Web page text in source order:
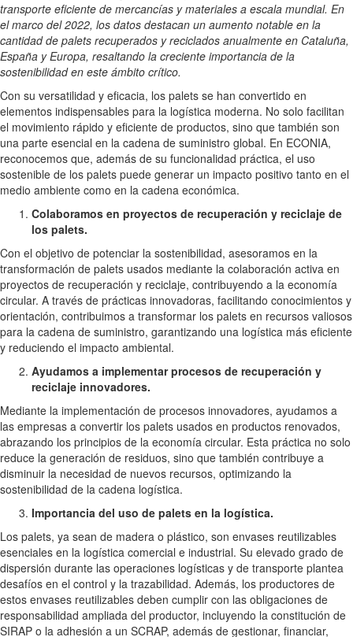
transporte eficiente de mercancías y materiales a escala mundial. En
el marco del 2022, los datos destacan un aumento notable en la
cantidad de palets recuperados y reciclados anualmente en Cataluña,
España y Europa, resaltando la creciente importancia de la
sostenibilidad en este ámbito crítico.
Con su versatilidad y eficacia, los palets se han convertido en
elementos indispensables para la logística moderna. No solo facilitan
el movimiento rápido y eficiente de productos, sino que también son
una parte esencial en la cadena de suministro global. En ECONIA,
reconocemos que, además de su funcionalidad práctica, el uso
sostenible de los palets puede generar un impacto positivo tanto en el
medio ambiente como en la cadena económica.
Colaboramos en proyectos de recuperación y reciclaje de
los palets.
Con el objetivo de potenciar la sostenibilidad, asesoramos en la
transformación de palets usados mediante la colaboración activa en
proyectos de recuperación y reciclaje, contribuyendo a la economía
circular. A través de prácticas innovadoras, facilitando conocimientos y
orientación, contribuimos a transformar los palets en recursos valiosos
para la cadena de suministro, garantizando una logística más eficiente
y reduciendo el impacto ambiental.
Ayudamos a implementar procesos de recuperación y
reciclaje innovadores.
Mediante la implementación de procesos innovadores, ayudamos a
las empresas a convertir los palets usados en productos renovados,
abrazando los principios de la economía circular. Esta práctica no solo
reduce la generación de residuos, sino que también contribuye a
disminuir la necesidad de nuevos recursos, optimizando la
sostenibilidad de la cadena logística.
Importancia del uso de palets en la logística.
Los palets, ya sean de madera o plástico, son envases reutilizables
esenciales en la logística comercial e industrial. Su elevado grado de
dispersión durante las operaciones logísticas y de transporte plantea
desafíos en el control y la trazabilidad. Además, los productores de
estos envases reutilizables deben cumplir con las obligaciones de
responsabilidad ampliada del productor, incluyendo la constitución de
SIRAP o la adhesión a un SCRAP, además de gestionar, financiar,